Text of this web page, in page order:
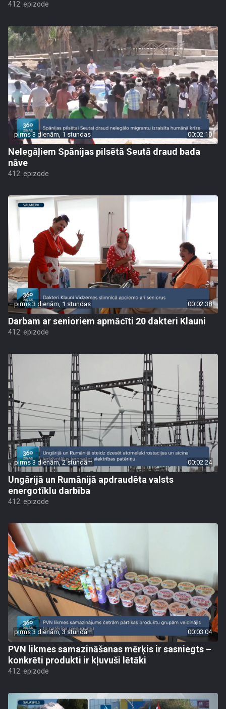
412. epizode
pirms 3 dienām, 1 stundas 00:02:10
Nelegāļiem Spānijas pilsētā Seutā draud bada
nāve
412. epizode
pirms 3 dienām, 1 stundas 00:02:38
Darbam ar senioriem apmācīti 20 dakteri Klauni
412. epizode
pirms 3 dienām, 2 stundām 00:02:24
Ungārijā un Rumānijā apdraudēta valsts
energotīklu darbība
412. epizode
pirms 3 dienām, 3 stundām 00:03:04
PVN likmes samazināšanas mērķis ir sasniegts –
konkrēti produkti ir kļuvuši lētāki
412. epizode